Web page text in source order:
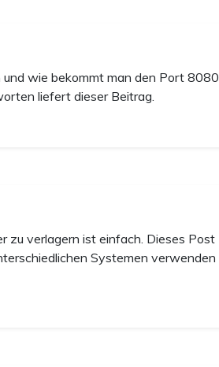
wie bekommt man den Port 8080
liefert dieser Beitrag.
zu verlagern ist einfach. Dieses Post
Systemen verwenden